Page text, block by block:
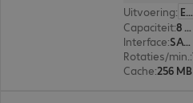
Uitvoering: Europa
Capaciteit:
8 TB
Interface:
SATA 3.0 (6 Gbit/s) 8,9 cm (3,5")
Rotaties/min. :
Cache:256 MB